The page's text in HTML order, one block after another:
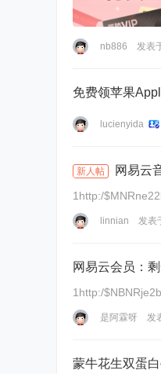
nb886 发表
免费领苹果
lucienyida
新人帖 网易云
1http:/
linnian 发表
网易云会员：
1http:/
是阿霖呀 发
蒙牛花生双蛋